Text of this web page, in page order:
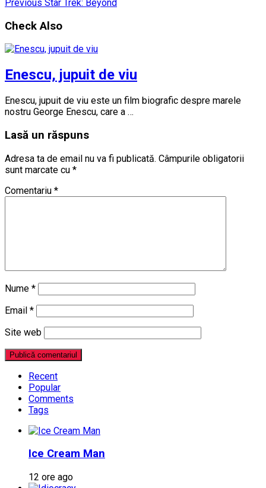
Previous Star Trek: Beyond
Check Also
Enescu, jupuit de viu
Enescu, jupuit de viu este un film biografic despre marele
nostru George Enescu, care a …
Lasă un răspuns
Adresa ta de email nu va fi publicată. Câmpurile obligatorii
sunt marcate cu *
Comentariu *
Nume *
Email *
Site web
Recent
Popular
Comments
Tags
Ice Cream Man
12 ore ago